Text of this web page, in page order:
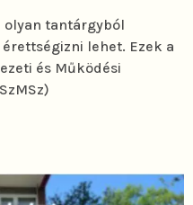
olyan tantárgyból
lehet. Ezek a
és Működési